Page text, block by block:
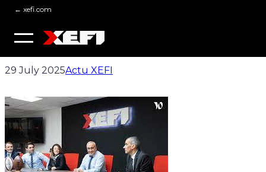
Skip
content
← xefi.com
XEFI OBTIENT LE LABEL HP
AMPLIFY 5 ÉTOILES
29 July 2025Actu XEFI